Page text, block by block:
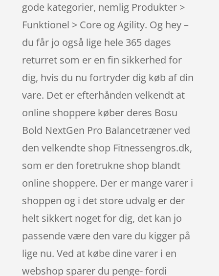
gode kategorier, nemlig Produkter >
Funktionel > Core og Agility. Og hey –
du får jo også lige hele 365 dages
returret som er en fin sikkerhed for
dig, hvis du nu fortryder dig køb af din
vare. Det er efterhånden velkendt at
online shoppere køber deres Bosu
Bold NextGen Pro Balancetræner ved
den velkendte shop Fitnessengros.dk,
som er den foretrukne shop blandt
online shoppere. Der er mange varer i
shoppen og i det store udvalg er der
helt sikkert noget for dig, det kan jo
passende være den vare du kigger på
lige nu. Ved at købe dine varer i en
webshop sparer du penge- fordi